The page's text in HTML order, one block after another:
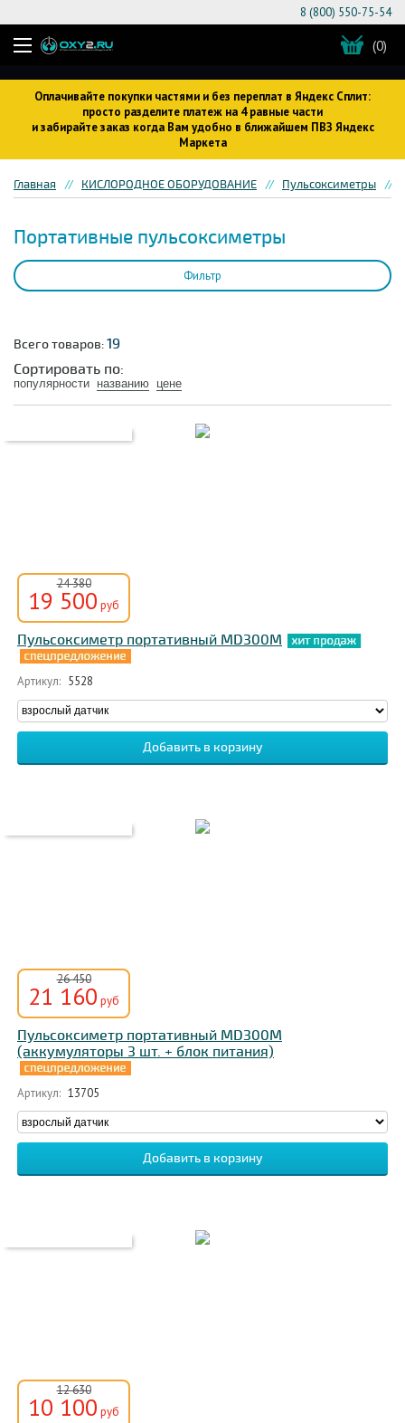
Оплачивайте покупки частями и без переплат в Яндекс Сплит:
просто разделите платеж на 4 равные части
и забирайте заказ когда Вам удобно в ближайшем ПВЗ Яндекс
Маркета
8 (800) 550-75-54
(0)
Главная КИСЛОРОДНОЕ ОБОРУДОВАНИЕ Пульсоксиметры
Портативные пульсоксиметры
Фильтр
Всего товаров:19
Сортировать по:
популярности названию цене
24 380
19 500 руб
Пульсоксиметр портативный MD300M
Артикул: 5528
26 450
21 160 руб
Пульсоксиметр портативный MD300M
(аккумуляторы 3 шт. + блок питания)
Артикул: 13705
12 630
10 100 руб